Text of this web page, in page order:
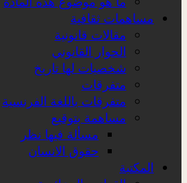
مساهمات ثقافية
مقالات قانونية
الحوار القانوني
شخصيات لها تاريخ
متفرقات
متفرقات باللغة الفرنسية
مساهمة بتوقيع
مسألة فيها نظر
حقوق الانسان
المكتبة